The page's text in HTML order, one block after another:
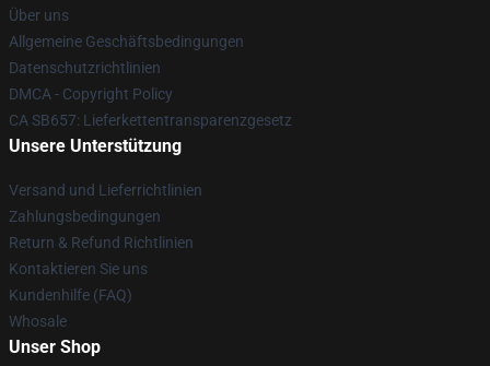
Über uns
Allgemeine Geschäftsbedingungen
Datenschutzrichtlinien
DMCA - Copyright Policy
CA SB657: Lieferkettentransparenzgesetz
Unsere Unterstützung
Versand und Lieferrichtlinien
Zahlungsbedingungen
Return & Refund Richtlinien
Kontaktieren Sie uns
Kundenhilfe (FAQ)
Whosale
Unser Shop